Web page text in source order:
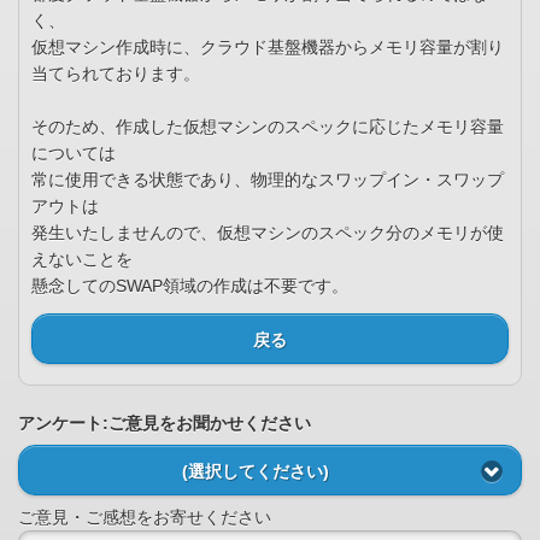
く、
仮想マシン作成時に、クラウド基盤機器からメモリ容量が割り
当てられております。
そのため、作成した仮想マシンのスペックに応じたメモリ容量
については
常に使用できる状態であり、物理的なスワップイン・スワップ
アウトは
発生いたしませんので、仮想マシンのスペック分のメモリが使
えないことを
懸念してのSWAP領域の作成は不要です。
戻る
アンケート:ご意見をお聞かせください
(選択してください)
ご意見・ご感想をお寄せください